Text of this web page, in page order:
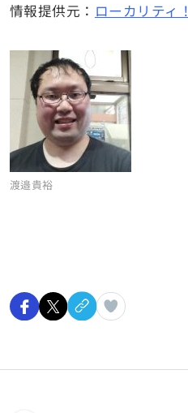
情報提供元： ローカリティ！
渡邉貴裕